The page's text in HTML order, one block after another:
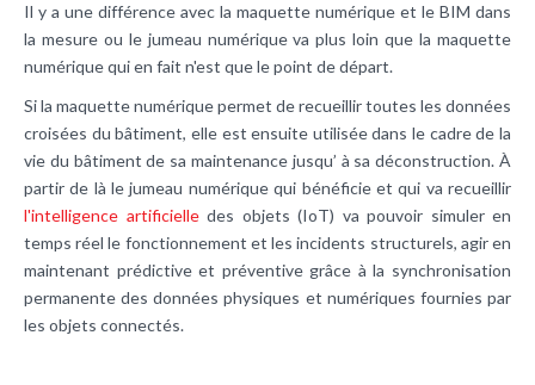
Il y a une différence avec la maquette numérique et le BIM dans
la mesure ou le jumeau numérique va plus loin que la maquette
numérique qui en fait n'est que le point de départ.
Si la maquette numérique permet de recueillir toutes les données
croisées du bâtiment, elle est ensuite utilisée dans le cadre de la
vie du bâtiment de sa maintenance jusqu’ à sa déconstruction. À
partir de là le jumeau numérique qui bénéficie et qui va recueillir
l'intelligence artificielledes objets (IoT) va pouvoir simuler en
temps réel le fonctionnement et les incidents structurels, agir en
maintenant prédictive et préventive grâce à la synchronisation
permanente des données physiques et numériques fournies par
les objets connectés.